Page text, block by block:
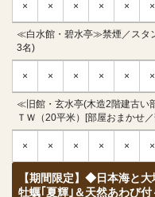
× × × × × ×
≪白水館・碧水亭≫禁煙／スタ
3名)
× × × × × ×
≪旧館・玄水亭(木造2階建古い
ＴＷ（20平米）[部屋おまかせ
× × × × × ×
【期間限定】◆日本海と
牡蠣｢夏輝｣＆天然あわび付